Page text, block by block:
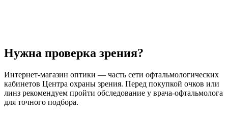
Нужна проверка зрения?
Интернет-магазин оптики — часть сети офтальмологических
кабинетов Центра охраны зрения. Перед покупкой очков или
линз рекомендуем пройти обследование у врача-офтальмолога
для точного подбора.